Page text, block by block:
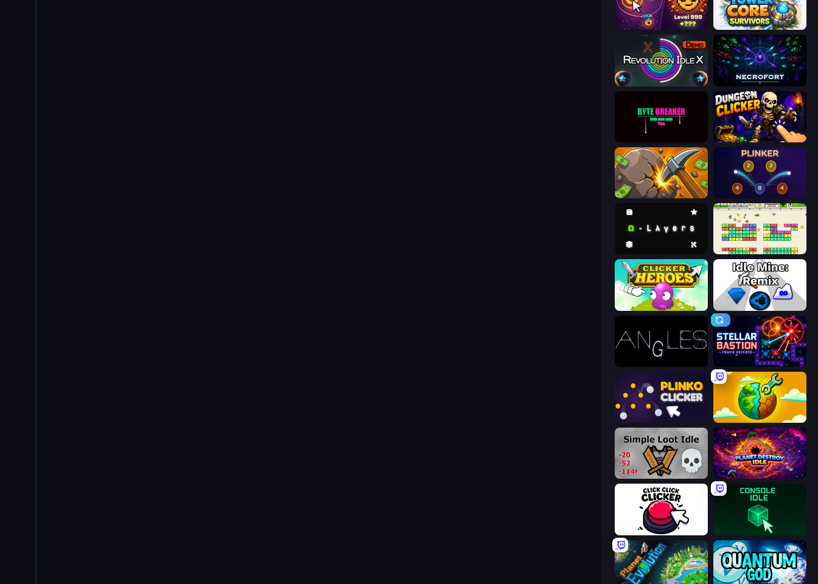
Dominate All Shapes Tower Core Survivors
Revolution Idle X Necrofort
Dungeon Clicker
Mine Clicker Plinker
Omega Layers Idle Breakout
Clicker Heroes Idle Mine: Remix
Stellar Bastion
Plinko Clicker Land Explorers: Merge & Build
Simple Loot Idle Planet Destroy Idle
Click Click Clicker